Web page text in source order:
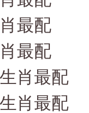
最配
最配
肖最配
肖最配